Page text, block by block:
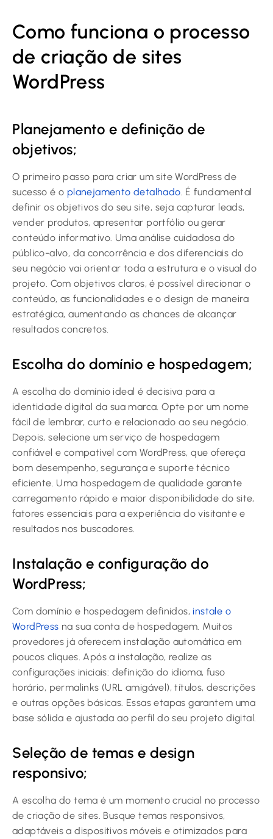
Como funciona o processo
de criação de sites
WordPress
Planejamento e definição de
objetivos;
O primeiro passo para criar um site WordPress de
sucesso é o planejamento detalhado . É fundamental
definir os objetivos do seu site, seja capturar leads,
vender produtos, apresentar portfólio ou gerar
conteúdo informativo. Uma análise cuidadosa do
público-alvo, da concorrência e dos diferenciais do
seu negócio vai orientar toda a estrutura e o visual do
projeto. Com objetivos claros, é possível direcionar o
conteúdo, as funcionalidades e o design de maneira
estratégica, aumentando as chances de alcançar
resultados concretos.
Escolha do domínio e hospedagem;
A escolha do domínio ideal é decisiva para a
identidade digital da sua marca. Opte por um nome
fácil de lembrar, curto e relacionado ao seu negócio.
Depois, selecione um serviço de hospedagem
confiável e compatível com WordPress, que ofereça
bom desempenho, segurança e suporte técnico
eficiente. Uma hospedagem de qualidade garante
carregamento rápido e maior disponibilidade do site,
fatores essenciais para a experiência do visitante e
resultados nos buscadores.
Instalação e configuração do
WordPress;
Com domínio e hospedagem definidos, instale o
WordPress na sua conta de hospedagem. Muitos
provedores já oferecem instalação automática em
poucos cliques. Após a instalação, realize as
configurações iniciais: definição do idioma, fuso
horário, permalinks (URL amigável), títulos, descrições
e outras opções básicas. Essas etapas garantem uma
base sólida e ajustada ao perfil do seu projeto digital.
Seleção de temas e design
responsivo;
A escolha do tema é um momento crucial no processo
de criação de sites. Busque temas responsivos,
adaptáveis a dispositivos móveis e otimizados para